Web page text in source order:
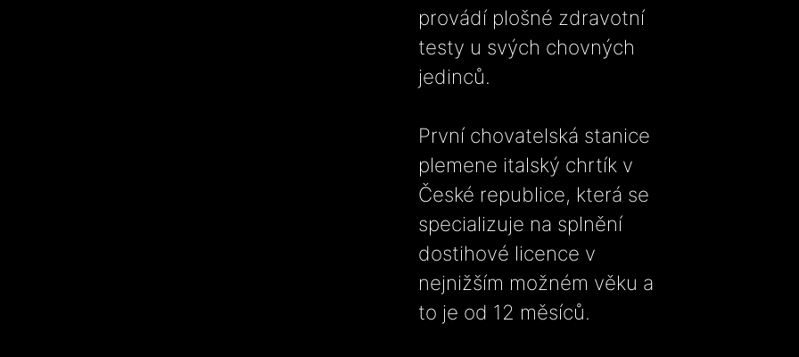
provádí plošné zdravotní
testy u svých chovných
jedinců.
První chovatelská stanice
plemene italský chrtík v
České republice, která se
specializuje na splnění
dostihové licence v
nejnižším možném věku a
to je od 12 měsíců.